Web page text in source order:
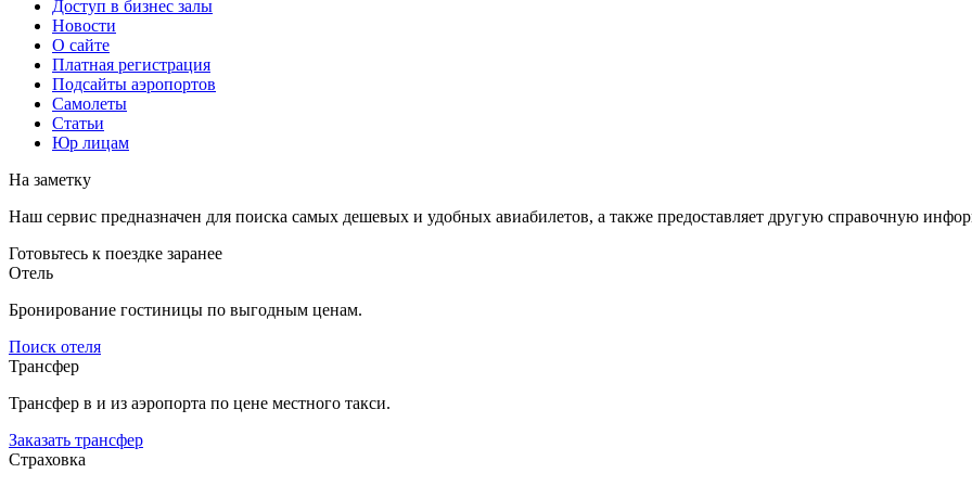
Доступ в бизнес залы
Новости
О сайте
Платная регистрация
Подсайты аэропортов
Самолеты
Статьи
Юр лицам
На заметку
Наш сервис предназначен для поиска самых дешевых и удобных авиабилетов, а также предоставляет другую справочную
Готовьтесь к поездке заранее
Отель
Бронирование гостиницы по выгодным ценам.
Поиск отеля
Трансфер
Трансфер в и из аэропорта по цене местного такси.
Заказать трансфер
Страховка